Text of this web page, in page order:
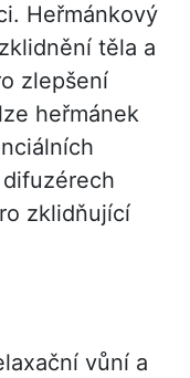
Heřmánkový
těla a
zlepšení
heřmánek
zklidňující
vůní a